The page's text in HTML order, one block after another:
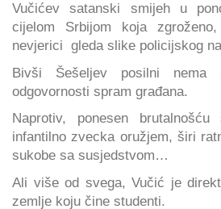
Vučićev satanski smijeh u
cijelom Srbijom koja
nevjerici gleda slike policijskog
Bivši Šešeljev posilni
odgovornosti spram građana.
Naprotiv, ponesen brutalnošću
infantilno zvecka oružjem, širi
sukobe sa susjedstvom…
Ali više od svega, Vučić je
zemlje koju čine studenti.